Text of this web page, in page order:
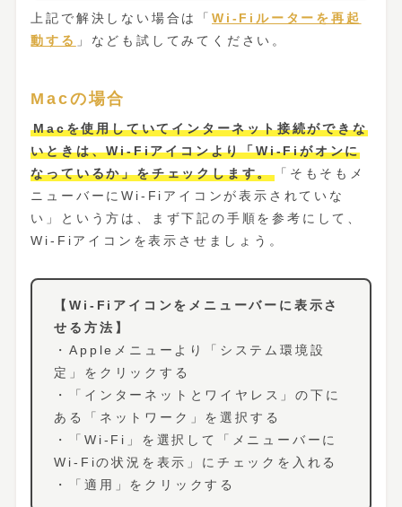
上記で解決しない場合は「 Wi-Fiルーターを再起
動する 」なども試してみてください。
Macの場合
Macを使用していてインターネット接続ができな
いときは、Wi-Fiアイコンより「Wi-Fiがオンに
なっているか」をチェックします。
「そもそもメ
ニューバーにWi-Fiアイコンが表示されていな
い」という方は、まず下記の手順を参考にして、
Wi-Fiアイコンを表示させましょう。
【Wi-Fiアイコンをメニューバーに表示さ
せる方法】
・Appleメニューより「システム環境設
定」をクリックする
・「インターネットとワイヤレス」の下に
ある「ネットワーク」を選択する
・「Wi-Fi」を選択して「メニューバーに
Wi-Fiの状況を表示」にチェックを入れる
・「適用」をクリックする